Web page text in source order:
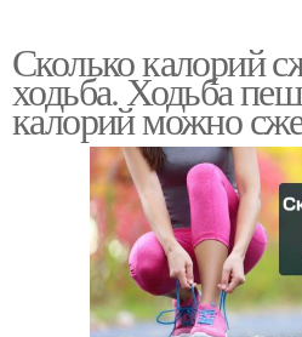
Сколько калорий
ходьба. Ходьба
калорий можно